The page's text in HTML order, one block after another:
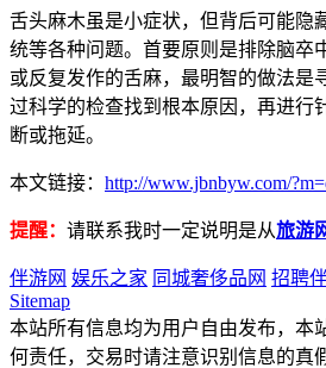
舌头麻木虽是小症状，但背后可能隐
统等各种问题。首要原则是排除脑卒
或反复发作的舌麻，最明智的做法是
过科学的检查找到根本原因，再进行
断或拖延。
本文链接： http://www.jbnbyw.com/
提醒： 请联系我时一定说明是从旅游
伴游网 娱乐之家 同城奢侈品网 招聘
Sitemap
本站所有信息均为用户自由发布，本
何责任，交易时请注意识别信息的真